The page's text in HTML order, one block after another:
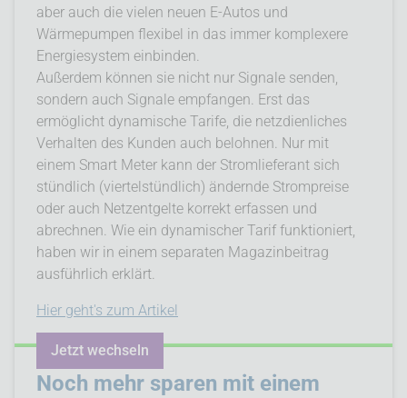
aber auch die vielen neuen E-Autos und
Wärmepumpen flexibel in das immer komplexere
Energiesystem einbinden.
Außerdem können sie nicht nur Signale senden,
sondern auch Signale empfangen. Erst das
ermöglicht dynamische Tarife, die netzdienliches
Verhalten des Kunden auch belohnen. Nur mit
einem Smart Meter kann der Stromlieferant sich
stündlich (viertelstündlich) ändernde Strompreise
oder auch Netzentgelte korrekt erfassen und
abrechnen. Wie ein dynamischer Tarif funktioniert,
haben wir in einem separaten Magazinbeitrag
ausführlich erklärt.
Hier geht's zum Artikel
Jetzt wechseln
Noch mehr sparen mit einem